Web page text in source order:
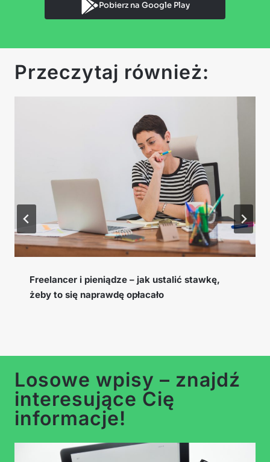
Pobierz na Google Play
Przeczytaj również:
Cookie window, EPC i konwersja – słowniczek
pojęć afiliacyjnych, które musisz znać
Losowe wpisy – znajdź
interesujące Cię
informacje!